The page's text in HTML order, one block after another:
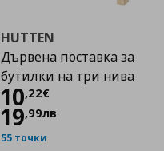
HUTTEN
Дървена поставка за
бутилки на три нива
10,22€
Цена
19,99лв
55 точки